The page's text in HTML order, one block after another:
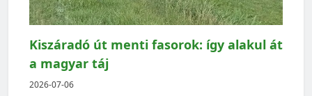
Kiszáradó út menti fasorok: így alakul át
a magyar táj
2026-07-06